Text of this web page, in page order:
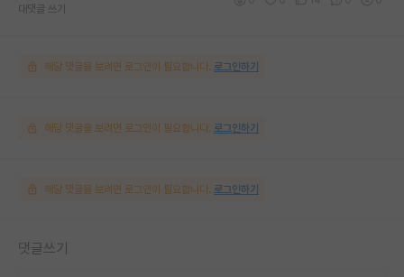
대댓글 쓰기
해당 댓글을 보려면 로그인이 필요합니다. 로그인하기
해당 댓글을 보려면 로그인이 필요합니다. 로그인하기
해당 댓글을 보려면 로그인이 필요합니다. 로그인하기
댓글쓰기